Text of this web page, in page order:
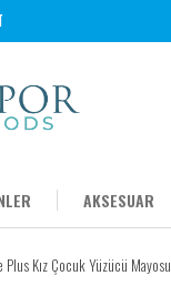
AKSESUAR
Plus Kız Çocuk Yüzücü